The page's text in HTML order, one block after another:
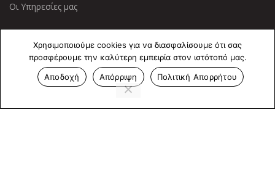
Οι Υπηρεσίες μας
Πολιτική Απορρήτου
Cookies
Χρησιμοποιούμε cookies για να διασφαλίσουμε ότι σας
προσφέρουμε την καλύτερη εμπειρία στον ιστότοπό μας.
Αποδοχή
Απόρριψη Πολιτική Απορρήτου